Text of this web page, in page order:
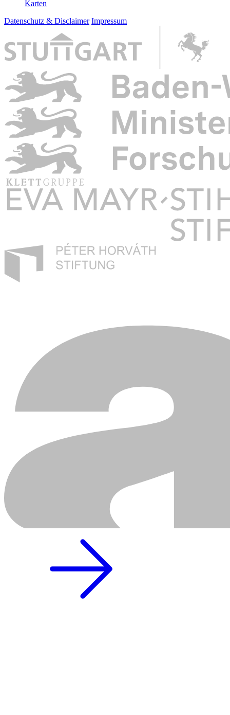
Karten
Datenschutz & Disclaimer Impressum